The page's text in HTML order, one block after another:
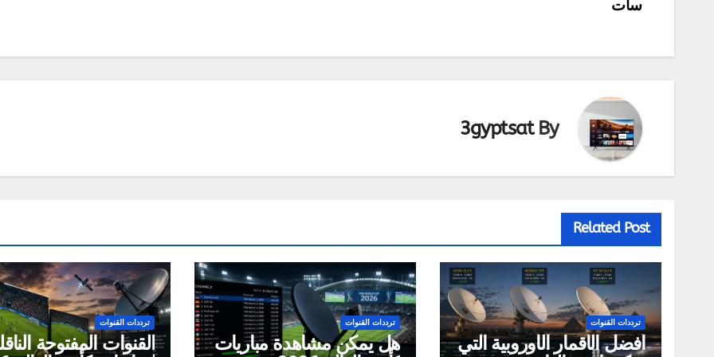
سات
By
3gyptsat
Related Post
ترددات القنوات
أفضل الأقمار الأوروبية التي
ترددات القنوات
هل يمكن مشاهدة مباريات
ترددات القنوات
القنوات المفتوحة